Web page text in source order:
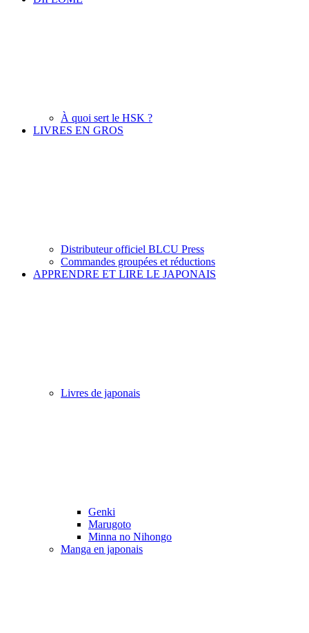
À quoi sert le HSK ?
LIVRES EN GROS
Distributeur officiel BLCU Press
Commandes groupées et réductions
APPRENDRE ET LIRE LE JAPONAIS
Livres de japonais
Genki
Marugoto
Minna no Nihongo
Manga en japonais